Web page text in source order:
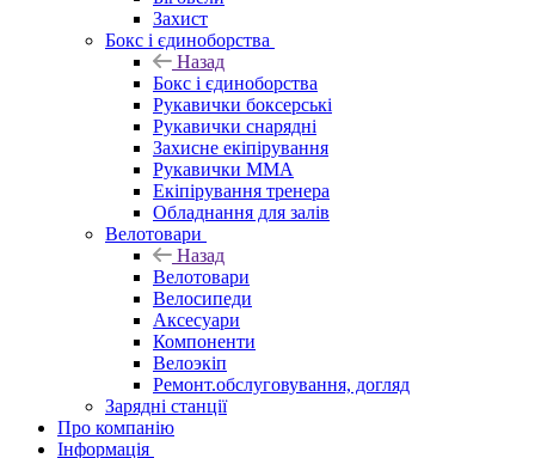
Захист
Бокс і єдиноборства
Назад
Бокс і єдиноборства
Рукавички боксерські
Рукавички снарядні
Захисне екіпірування
Рукавички ММА
Екіпірування тренера
Обладнання для залів
Велотовари
Назад
Велотовари
Велосипеди
Аксесуари
Компоненти
Велоэкіп
Ремонт.обслуговування, догляд
Зарядні станції
Про компанію
Інформація